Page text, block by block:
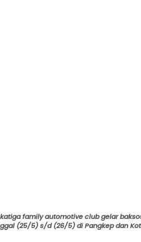
family automotive club gelar
(25/5) s/d (26/5) di Pangkep dan